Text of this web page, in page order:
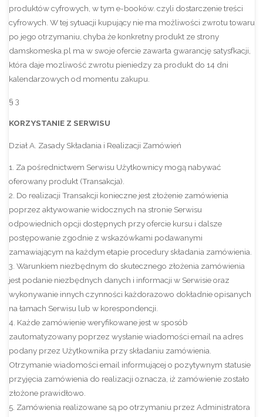
produktów cyfrowych, w tym e-booków. czyli dostarczenie treści
cyfrowych. W tej sytuacji kupujący nie ma możliwości zwrotu towaru
po jego otrzymaniu, chyba że konkretny produkt ze strony
damskomeska.pl ma w swoje ofercie zawarta gwarancję satysfkacji,
która daje mozliwość zwrotu pieniedzy za produkt do 14 dni
kalendarzowych od momentu zakupu.
§ 3
KORZYSTANIE Z SERWISU
Dział A. Zasady Składania i Realizacji Zamówień
1. Za pośrednictwem Serwisu Użytkownicy mogą nabywać
oferowany produkt (Transakcja).
2. Do realizacji Transakcji konieczne jest złożenie zamówienia
poprzez aktywowanie widocznych na stronie Serwisu
odpowiednich opcji dostępnych przy ofercie kursu i dalsze
postępowanie zgodnie z wskazówkami podawanymi
zamawiającym na każdym etapie procedury składania zamówienia.
3. Warunkiem niezbędnym do skutecznego złożenia zamówienia
jest podanie niezbędnych danych i informacji w Serwisie oraz
wykonywanie innych czynności każdorazowo dokładnie opisanych
na łamach Serwisu lub w korespondencji.
4. Każde zamówienie weryfikowane jest w sposób
zautomatyzowany poprzez wysłanie wiadomości email na adres
podany przez Użytkownika przy składaniu zamówienia.
Otrzymanie wiadomości email informującej o pozytywnym statusie
przyjęcia zamówienia do realizacji oznacza, iż zamówienie zostało
złożone prawidłowo.
5. Zamówienia realizowane są po otrzymaniu przez Administratora